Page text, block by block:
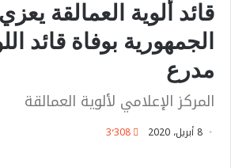
قائد ألوية العمالقة
مدرع
المركز الإعلامي لألوية العمالقة
8 أبريل، 2020 3٬308